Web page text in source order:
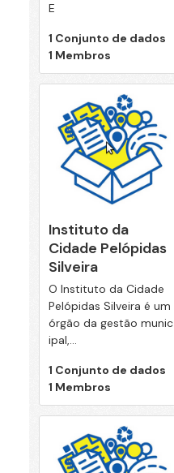
E
1 Conjunto de dados
1 Membros
Instituto da
Cidade Pelópidas
Silveira
O Instituto da Cidade
Pelópidas Silveira é um
órgão da gestão munic
ipal,...
1 Conjunto de dados
1 Membros